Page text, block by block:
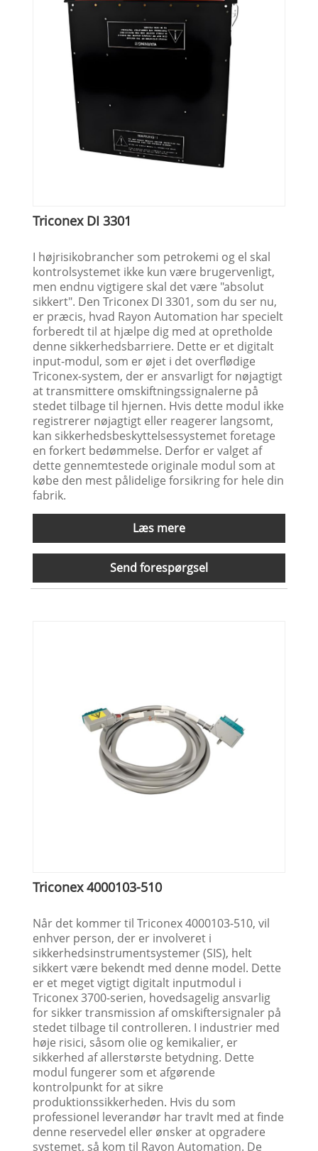
Triconex DI 3301
I højrisikobrancher som petrokemi og el skal
kontrolsystemet ikke kun være brugervenligt,
men endnu vigtigere skal det være "absolut
sikkert". Den Triconex DI 3301, som du ser nu,
er præcis, hvad Rayon Automation har specielt
forberedt til at hjælpe dig med at opretholde
denne sikkerhedsbarriere. Dette er et digitalt
input-modul, som er øjet i det overflødige
Triconex-system, der er ansvarligt for nøjagtigt
at transmittere omskiftningssignalerne på
stedet tilbage til hjernen. Hvis dette modul ikke
registrerer nøjagtigt eller reagerer langsomt,
kan sikkerhedsbeskyttelsessystemet foretage
en forkert bedømmelse. Derfor er valget af
dette gennemtestede originale modul som at
købe den mest pålidelige forsikring for hele din
fabrik.
Læs mere
Send forespørgsel
Triconex 4000103-510
Når det kommer til Triconex 4000103-510, vil
enhver person, der er involveret i
sikkerhedsinstrumentsystemer (SIS), helt
sikkert være bekendt med denne model. Dette
er et meget vigtigt digitalt inputmodul i
Triconex 3700-serien, hovedsagelig ansvarlig
for sikker transmission af omskiftersignaler på
stedet tilbage til controlleren. I industrier med
høje risici, såsom olie og kemikalier, er
sikkerhed af allerstørste betydning. Dette
modul fungerer som et afgørende
kontrolpunkt for at sikre
produktionssikkerheden. Hvis du som
professionel leverandør har travlt med at finde
denne reservedel eller ønsker at opgradere
systemet, så kom til Rayon Automation. De